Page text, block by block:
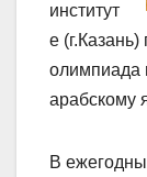
институт
е
олимпиада
арабскому
В